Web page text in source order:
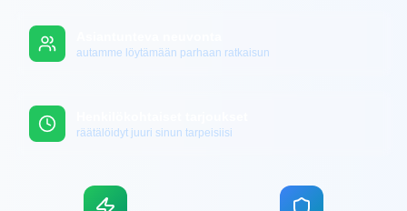
autamme löytämään parhaan ratkaisun
räätälöidyt juuri sinun tarpeisiisi